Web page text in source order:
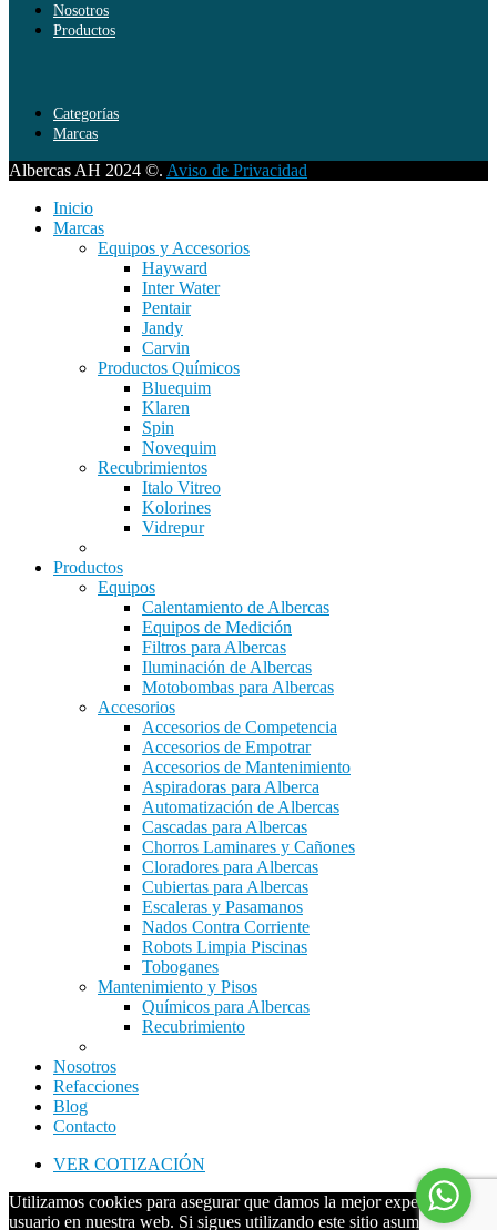
Nosotros
Productos
Categorías
Marcas
Albercas AH 2024 ©. Aviso de Privacidad
Inicio
Marcas
Equipos y Accesorios
Hayward
Inter Water
Pentair
Jandy
Carvin
Productos Químicos
Bluequim
Klaren
Spin
Novequim
Recubrimientos
Italo Vitreo
Kolorines
Vidrepur
Productos
Equipos
Calentamiento de Albercas
Equipos de Medición
Filtros para Albercas
Iluminación de Albercas
Motobombas para Albercas
Accesorios
Accesorios de Competencia
Accesorios de Empotrar
Accesorios de Mantenimiento
Aspiradoras para Alberca
Automatización de Albercas
Cascadas para Albercas
Chorros Laminares y Cañones
Cloradores para Albercas
Cubiertas para Albercas
Escaleras y Pasamanos
Nados Contra Corriente
Robots Limpia Piscinas
Toboganes
Mantenimiento y Pisos
Químicos para Albercas
Recubrimiento
Nosotros
Refacciones
Blog
Contacto
VER COTIZACIÓN
Utilizamos cookies para asegurar que damos la mejor experiencia al
usuario en nuestra web. Si sigues utilizando este sitio asumiremos